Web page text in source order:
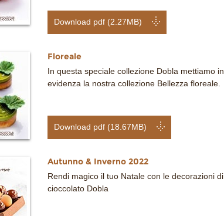
Download pdf (2.27MB)
Floreale
In questa speciale collezione Dobla mettiamo in
evidenza la nostra collezione Bellezza floreale.
Download pdf (18.67MB)
Autunno & Inverno 2022
Rendi magico il tuo Natale con le decorazioni di
cioccolato Dobla